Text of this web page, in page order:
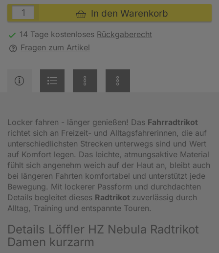
In den Warenkorb
14 Tage kostenloses Rückgaberecht
Fragen zum Artikel
Locker fahren - länger genießen! Das Fahrradtrikot
richtet sich an Freizeit- und Alltagsfahrerinnen, die auf
unterschiedlichsten Strecken unterwegs sind und Wert
auf Komfort legen. Das leichte, atmungsaktive Material
fühlt sich angenehm weich auf der Haut an, bleibt auch
bei längeren Fahrten komfortabel und unterstützt jede
Bewegung. Mit lockerer Passform und durchdachten
Details begleitet dieses Radtrikot zuverlässig durch
Alltag, Training und entspannte Touren.
Details Löffler HZ Nebula Radtrikot
Damen kurzarm